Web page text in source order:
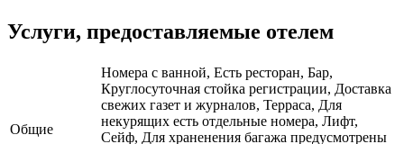
Услуги, предоставляемые отелем
Общие
Номера с ванной, Есть ресторан, Бар,
Круглосуточная стойка регистрации, Доставка
свежих газет и журналов, Терраса, Для
некурящих есть отдельные номера, Лифт,
Сейф, Для храненения багажа предусмотрены